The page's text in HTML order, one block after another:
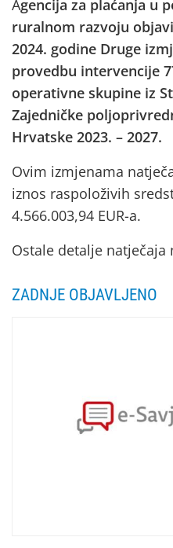
Agencija za plaćanja u
ruralnom razvoju
2024. godine Druge
provedbu intervencije
operativne skupine iz
Zajedničke
Hrvatske 2023. – 2027.
Ovim izmjenama
iznos raspoloživih
4.566.003,94 EUR-a.
Ostale detalje natječaja
ZADNJE OBJAVLJENO